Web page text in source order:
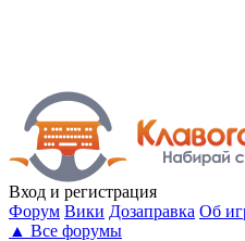
Вход и регистрация
Форум Вики Дозаправка Об
▲ Все форумы